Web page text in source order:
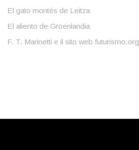
El gato montés de Leitza
El aliento de Groenlandia
F. T. Marinetti e il sito web futurismo.org